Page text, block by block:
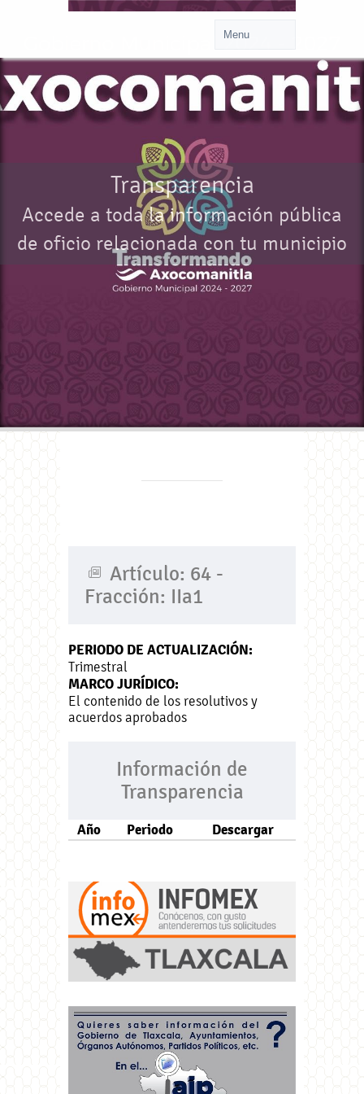
Transparencia
Accede a toda la información pública
de oficio relacionada con tu municipio
Artículo: 64 -
Fracción: IIa1
PERIODO DE ACTUALIZACIÓN:
Trimestral
MARCO JURÍDICO:
El contenido de los resolutivos y
acuerdos aprobados
Información de
Transparencia
Año Periodo Descargar